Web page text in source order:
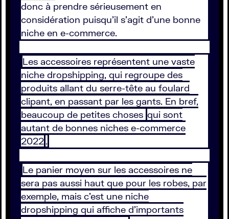
donc à prendre sérieusement en
considération puisqu’il s’agit d’une bonne
niche en e-commerce.
Les accessoires représentent une vaste
niche dropshipping, qui regroupe des
produits allant du serre-tête au foulard
clipant, en passant par les gants. En bref,
beaucoup de petites choses qui sont
autant de bonnes niches e-commerce
2022.
Le panier moyen sur les accessoires ne
sera pas aussi haut que pour les robes, par
exemple, mais c’est une niche
dropshipping qui affiche d’importants